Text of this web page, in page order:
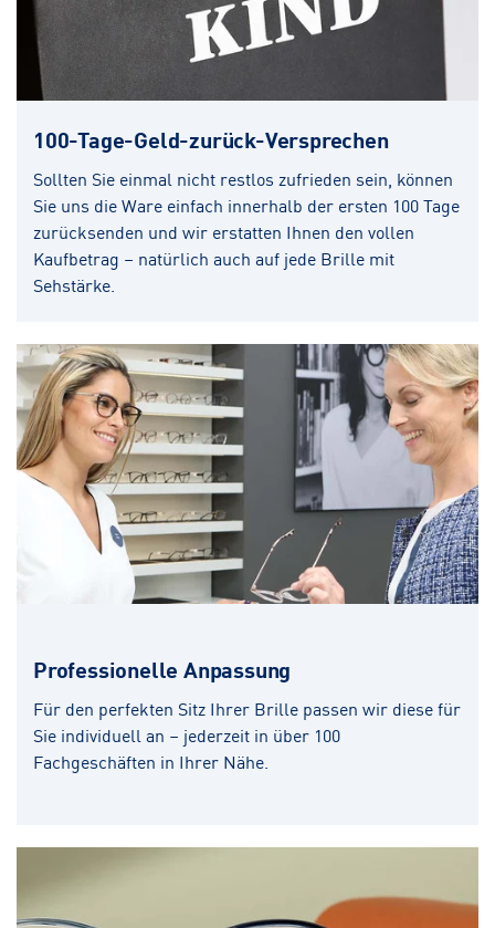
100-Tage-Geld-zurück-Versprechen
Sollten Sie einmal nicht restlos zufrieden sein, können
Sie uns die Ware einfach innerhalb der ersten 100 Tage
zurücksenden und wir erstatten Ihnen den vollen
Kaufbetrag – natürlich auch auf jede Brille mit
Sehstärke.
Professionelle Anpassung
Für den perfekten Sitz Ihrer Brille passen wir diese für
Sie individuell an – jederzeit in über 100
Fachgeschäften in Ihrer Nähe.